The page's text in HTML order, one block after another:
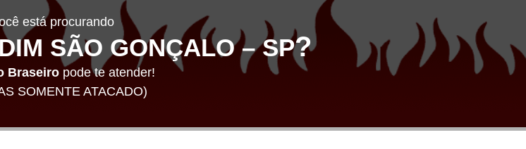
está procurando
SÃO GONÇALO – SP?
Braseiropode te atender!
SOMENTE ATACADO)